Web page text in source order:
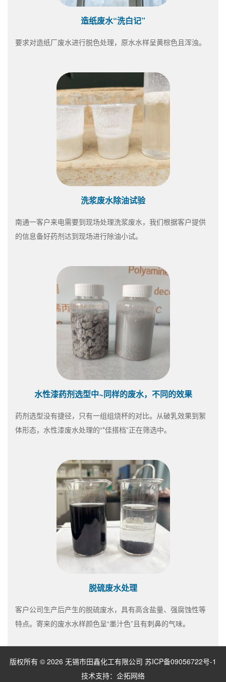
造纸废水“洗白记”
要求对造纸厂废水进行脱色处理，原水水样呈黄棕色且浑浊。
洗浆废水除油试验
南通一客户来电需要到现场处理洗浆废水，我们根据客户提供
的信息备好药剂达到现场进行除油小试。
水性漆药剂选型中~同样的废水，不同的效果
药剂选型没有捷径，只有一组组烧杯的对比。从破乳效果到絮
体形态，水性漆废水处理的“*佳搭档”正在筛选中。
脱硫废水处理
客户公司生产后产生的脱硫废水，具有高含盐量、强腐蚀性等
特点。寄来的废水水样颜色呈“墨汁色”且有刺鼻的气味。
版权所有 © 2026 无锡市田鑫化工有限公司 苏ICP备09056722号-1
技术支持： 企拓网络